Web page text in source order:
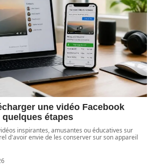
une vidéo Facebook
étapes
inspirantes, amusantes ou éducatives sur
d'avoir envie de les conserver sur son appareil